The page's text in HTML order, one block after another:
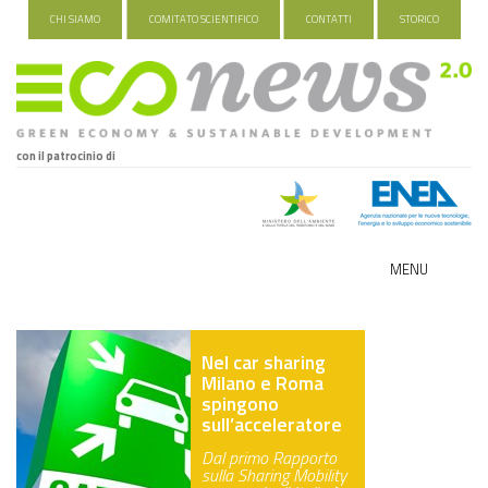
CHI SIAMO COMITATO SCIENTIFICO CONTATTI STORICO
con il patrocinio di
MENU
INDUSTRIA VERDE
FOOD&TRAVEL
HEALTH&WELLNESS
Nel car sharing
Milano e Roma
spingono
sull’acceleratore
Dal primo Rapporto
sulla Sharing Mobility